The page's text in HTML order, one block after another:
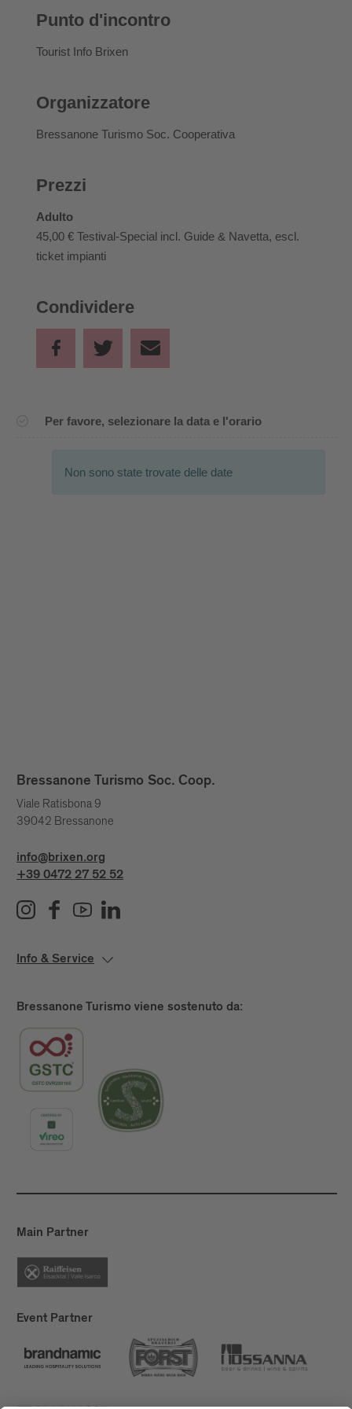
Punto d'incontro
Tourist Info Brixen
Organizzatore
Bressanone Turismo Soc. Cooperativa
Prezzi
Adulto
45,00 € Testival-Special incl. Guide & Navetta, escl.
ticket impianti
Condividere
Bressanone Turismo Soc. Coop.
Viale Ratisbona 9
39042 Bressanone
info@brixen.org
+39 0472 27 52 52
Info & Service
Bressanone Turismo viene sostenuto da:
Main Partner
Event Partner